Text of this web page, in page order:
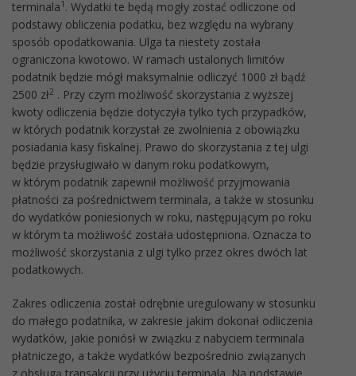
terminala1 . Wydatki te będą mogły zostać odliczone od
podstawy obliczenia podatku, bez względu na wybrany
sposób opodatkowania. Ulga ta niestety została
ograniczona kwotowo. W ramach ustalonych limitów
podatnik będzie mógł maksymalnie odliczyć 1000 zł bądź
2500 zł2 . Przy czym możliwość skorzystania z wyższej
kwoty odliczenia będzie dotyczyła tylko tych przypadków,
w których podatnik korzystał ze zwolnienia z obowiązku
posiadania kasy fiskalnej. Prawo do skorzystania z tej ulgi
będzie przysługiwało w danym roku podatkowym,
w którym podatnik zapewnił możliwość przyjmowania
płatności za pośrednictwem terminala, a także w stosunku
do wydatków poniesionych w roku, następującym po roku
w którym ta możliwość została udostępniona. Oznacza to
możliwość skorzystania z ulgi tylko przez okres dwóch lat
podatkowych.
Zakres odliczenia został odrębnie uregulowany w stosunku
do małego podatnika, w zakresie jakim dokonał odliczenia
wydatków, jakie poniósł w związku z nabyciem terminala
płatniczego, a także wydatków bezpośrednio związanych